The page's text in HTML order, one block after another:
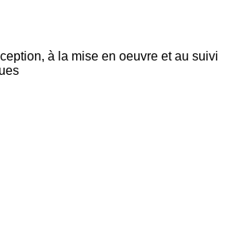
à la mise en oeuvre et au suivi